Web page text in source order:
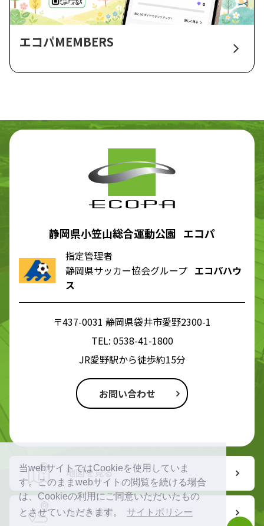
当webサイトではCookieを使用していま
す。このままwebサイトの閲覧を続ける場合
は、Cookieの利用にご同意いただいたもの
とさせていただきます。
サイトポリシー
エコパMEMBERS
静岡県小笠山総合運動公園 エコパ
指定管理者
静岡県サッカー協会グループ エコパハウ
ス
〒437-0031 静岡県袋井市愛野2300-1
TEL: 0538-41-1800
JR愛野駅から徒歩約15分
お問い合わせ
地図を見る
ルート検索